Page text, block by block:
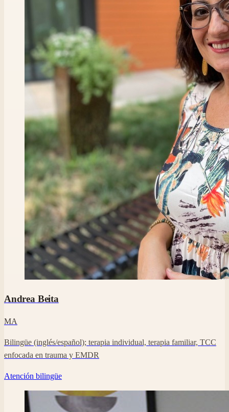
Andrea Beita
MA
Bilingüe (inglés/español); terapia individual, terapia familiar, TCC
enfocada en trauma y EMDR
Atención bilingüe